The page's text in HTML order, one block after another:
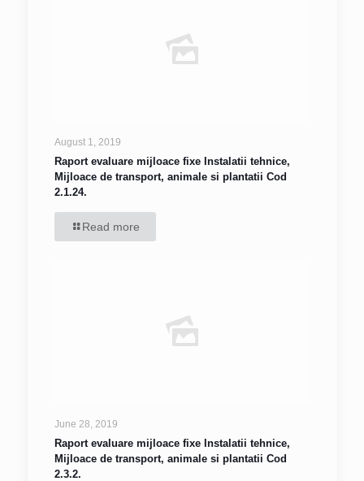
August 1, 2019
Raport evaluare mijloace fixe Instalatii tehnice,
Mijloace de transport, animale si plantatii Cod
2.1.24.
Read more
June 28, 2019
Raport evaluare mijloace fixe Instalatii tehnice,
Mijloace de transport, animale si plantatii Cod
2.3.2.